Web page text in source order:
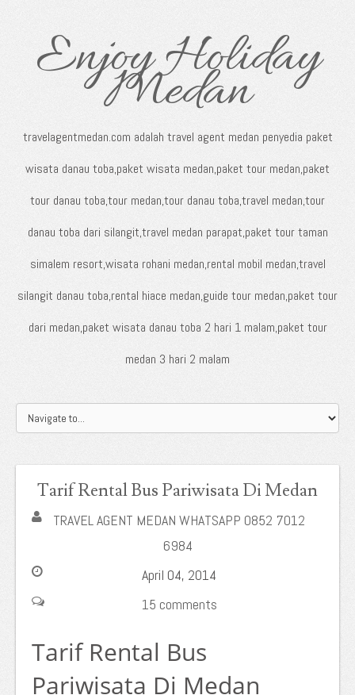
Enjoy Holiday
Medan
travelagentmedan.com adalah travel agent medan penyedia paket
wisata danau toba,paket wisata medan,paket tour medan,paket
tour danau toba,tour medan,tour danau toba,travel medan,tour
danau toba dari silangit,travel medan parapat,paket tour taman
simalem resort,wisata rohani medan,rental mobil medan,travel
silangit danau toba,rental hiace medan,guide tour medan,paket tour
dari medan,paket wisata danau toba 2 hari 1 malam,paket tour
medan 3 hari 2 malam
Tarif Rental Bus Pariwisata Di Medan
TRAVEL AGENT MEDAN WHATSAPP 0852 7012
6984
April 04, 2014
15 comments
Tarif Rental Bus
Pariwisata Di Medan